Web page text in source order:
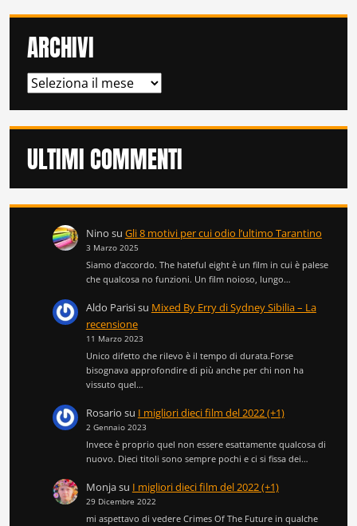
ARCHIVI
ARCHIVI
ULTIMI COMMENTI
Nino su Gli 8 motivi per cui odio l’ultimo Tarantino
3 Marzo 2025
Siamo d'accordo. The hateful eight è un film in cui è palese
che qualcosa no funzioni. Un film noioso, lungo…
Aldo Parisisu Mixed By Erry di Sydney Sibilia – La
recensione
11 Marzo 2023
Unico difetto che rilevo è il tempo di durata.Forse
bisognava approfondire di più anche per chi non ha
vissuto quel…
Rosario su I migliori dieci film del 2022 (+1)
2 Gennaio 2023
Invece è proprio quel non essere esattamente qualcosa di
nuovo. Dieci titoli sono sempre pochi e ci si fissa dei…
Monjasu I migliori dieci film del 2022 (+1)
29 Dicembre 2022
mi aspettavo di vedere Crimes Of The Future in qualche